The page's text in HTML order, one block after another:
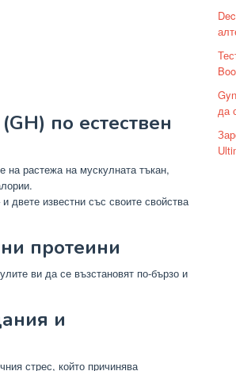
по естествен
на растежа на мускулната тъкан,
и двете известни със своите свойства
протеини
ви да се възстановят по-бързо и
и
стрес, който причинява
да